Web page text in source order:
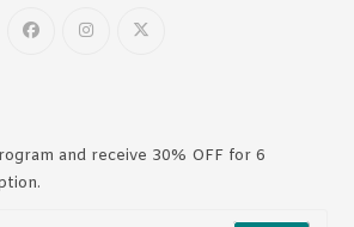
and receive 30% OFF for 6